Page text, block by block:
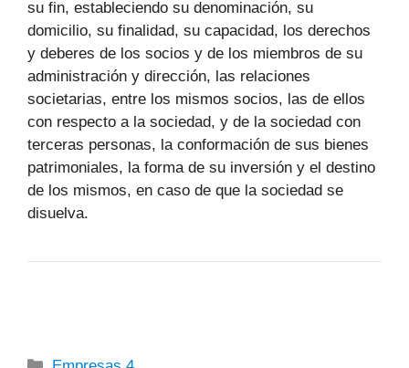
su fin, estableciendo su denominación, su
domicilio, su finalidad, su capacidad, los derechos
y deberes de los socios y de los miembros de su
administración y dirección, las relaciones
societarias, entre los mismos socios, las de ellos
con respecto a la sociedad, y de la sociedad con
terceras personas, la conformación de sus bienes
patrimoniales, la forma de su inversión y el destino
de los mismos, en caso de que la sociedad se
disuelva.
Categorías